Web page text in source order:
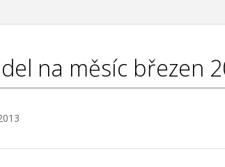
na měsíc březen